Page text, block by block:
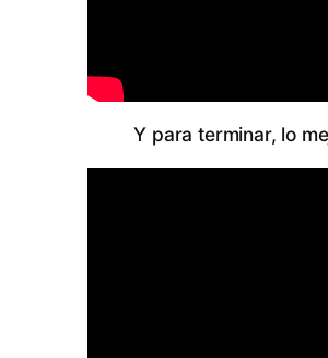
Y pa­ra ter­mi­nar, lo